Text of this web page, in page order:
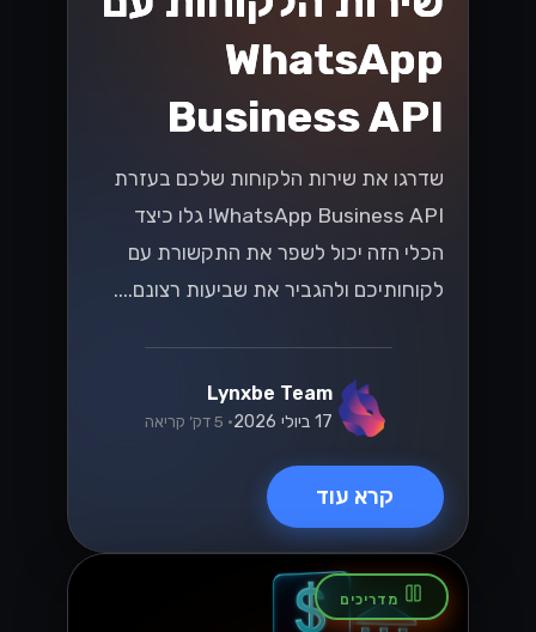
אתגרים והזדמנויות חדשים. גלו תובנות
מפתח כדי להתמודד ביעילות עם השינויים
הללו במס, ולהבטיח שהעסק שלכם יפרח
בסביבה המשתנה!...
Lynxbe Team
7 ביולי 2026 • 5 דק׳ קריאה
וואטסאפ